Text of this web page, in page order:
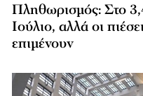
Πληθωρισμός: Στο
Ιούλιο, αλλά οι
επιμένουν